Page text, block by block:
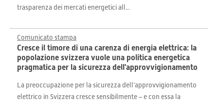
trasparenza dei mercati energetici all...
Comunicato stampa
Cresce il timore di una carenza di energia elettrica: la
popolazione svizzera vuole una politica energetica
pragmatica per la sicurezza dell'approvvigionamento
La preoccupazione per la sicurezza dell’approvvigionamento
elettrico in Svizzera cresce sensibilmente – e con essa la